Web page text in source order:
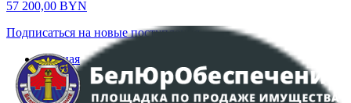
57 200,00 BYN
Подписаться на новые поступления
Главная
Аукционы
Интернет-магазин